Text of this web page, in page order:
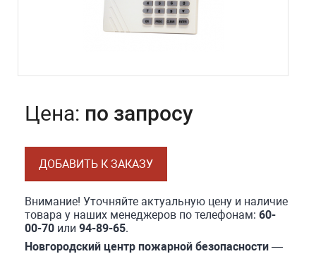
Цена: по запросу
ДОБАВИТЬ К ЗАКАЗУ
Внимание! Уточняйте актуальную цену и наличие
товара у наших менеджеров по телефонам: 60-
00-70 или 94-89-65.
Новгородский центр пожарной безопасности —